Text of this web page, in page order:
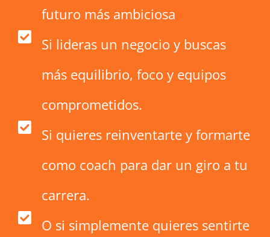
futuro más ambiciosa
Si lideras un negocio y buscas
más equilibrio, foco y equipos
comprometidos.
Si quieres reinventarte y formarte
como coach para dar un giro a tu
carrera.
O si simplemente quieres sentirte